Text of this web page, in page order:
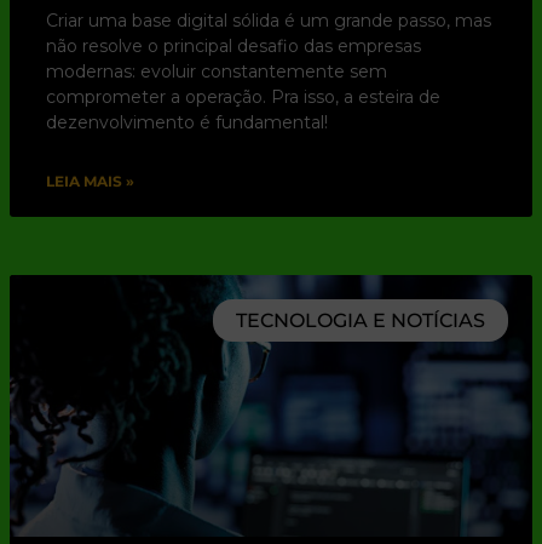
Criar uma base digital sólida é um grande passo, mas
não resolve o principal desafio das empresas
modernas: evoluir constantemente sem
comprometer a operação. Pra isso, a esteira de
dezenvolvimento é fundamental!
LEIA MAIS »
TECNOLOGIA E NOTÍCIAS